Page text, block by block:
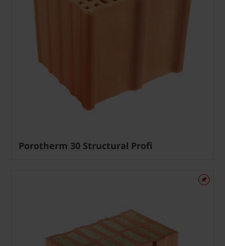
Porotherm 30 Structural Profi